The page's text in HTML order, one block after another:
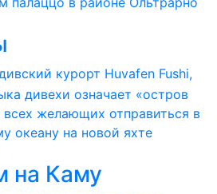
курорт Huvafen Fushi,
дивехи означает «остров
всех желающих отправиться в
океану на новой яхте
на Каму